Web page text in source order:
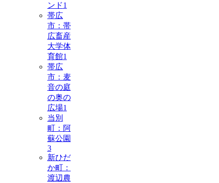
ンド1
帯広
市：帯
広畜産
大学体
育館1
帯広
市：麦
音の庭
の奥の
広場1
当別
町：阿
蘇公園
3
新ひだ
か町：
渡辺農